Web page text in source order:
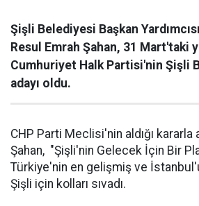
Şişli Belediyesi Başkan
Resul Emrah Şahan, 31 Mart'taki
Cumhuriyet Halk Partisi'nin Şişli
adayı oldu.
CHP Parti Meclisi'nin aldığı kararla
Şahan, "Şişli'nin Gelecek İçin Bir
Türkiye'nin en gelişmiş ve
Şişli için kolları sıvadı.